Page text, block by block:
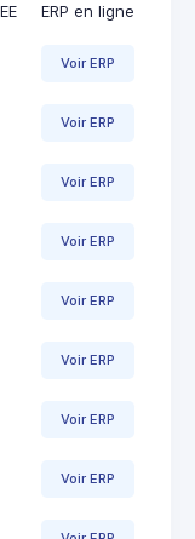
ERP en ligne
Voir ERP
Voir ERP
Voir ERP
Voir ERP
Voir ERP
Voir ERP
Voir ERP
Voir ERP